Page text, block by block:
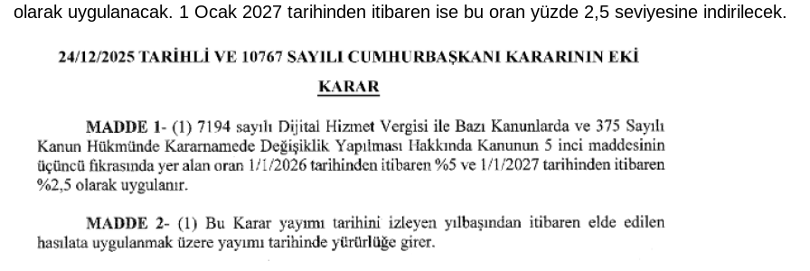
olarak uygulanacak. 1 Ocak 2027 tarihinden itibaren ise bu oran yüzde 2,5 seviyesine indirilecek.